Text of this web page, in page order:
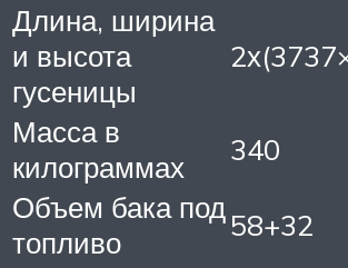
Длина, ширина
и высота
гусеницы
Масса в
килограммах
340
Объем бака под
топливо
58+32